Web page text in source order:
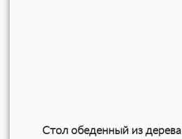
Стол обеденный из